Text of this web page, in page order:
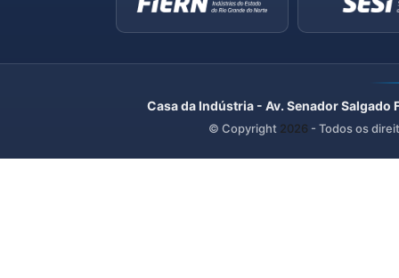
Casa da Indústria - Av. Senador
© Copyright 2026 - Todos os